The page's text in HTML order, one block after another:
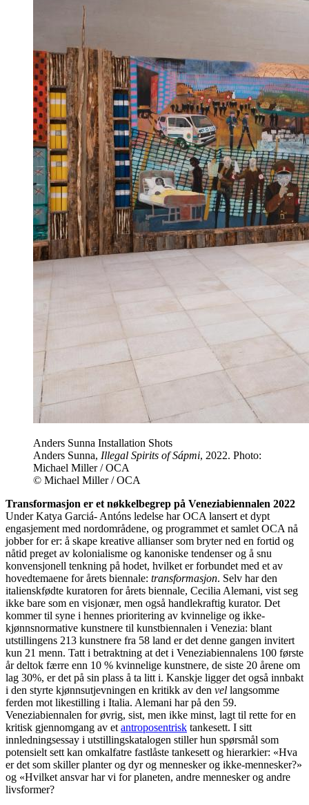
Anders Sunna Installation Shots
Anders Sunna, Illegal Spirits of Sápmi, 2022. Photo:
Michael Miller / OCA
© Michael Miller / OCA
Transformasjon er et nøkkelbegrep på Veneziabiennalen 2022
Under Katya Garciá- Antóns ledelse har OCA lansert et dypt
engasjement med nordområdene, og programmet et samlet OCA nå
jobber for er: å skape kreative allianser som bryter ned en fortid og
nåtid preget av kolonialisme og kanoniske tendenser og å snu
konvensjonell tenkning på hodet, hvilket er forbundet med et av
hovedtemaene for årets biennale: transformasjon. Selv har den
italienskfødte kuratoren for årets biennale, Cecilia Alemani, vist seg
ikke bare som en visjonær, men også handlekraftig kurator. Det
kommer til syne i hennes prioritering av kvinnelige og ikke-
kjønnsnormative kunstnere til kunstbiennalen i Venezia: blant
utstillingens 213 kunstnere fra 58 land er det denne gangen invitert
kun 21 menn. Tatt i betraktning at det i Veneziabiennalens 100 første
år deltok færre enn 10 % kvinnelige kunstnere, de siste 20 årene om
lag 30%, er det på sin plass å ta litt i. Kanskje ligger det også innbakt
i den styrte kjønnsutjevningen en kritikk av den vel langsomme
ferden mot likestilling i Italia. Alemani har på den 59.
Veneziabiennalen for øvrig, sist, men ikke minst, lagt til rette for en
kritisk gjennomgang av et antroposentrisk tankesett. I sitt
innledningsessay i utstillingskatalogen stiller hun spørsmål som
potensielt sett kan omkalfatre fastlåste tankesett og hierarkier: «Hva
er det som skiller planter og dyr og mennesker og ikke-mennesker?»
og «Hvilket ansvar har vi for planeten, andre mennesker og andre
livsformer?